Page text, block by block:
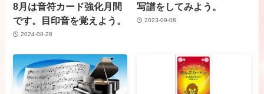
8月は音符カード強化月間
です。目印音を覚えよう。
2024-08-28
写譜をしてみよう。
2023-09-08